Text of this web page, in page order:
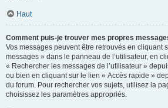
Haut
Comment puis-je trouver mes propres
Vos messages peuvent être retrouvés en cliquant
messages » dans le panneau de l’utilisateur, en
« Rechercher les messages de l’utilisateur »
ou bien en cliquant sur le lien « Accès rapide »
du forum. Pour rechercher vos sujets, utilisez la
choisissez les paramètres appropriés.